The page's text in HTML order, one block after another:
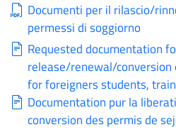
Documenti per il rilascio/
permessi di soggiorno
Requested documentation
release/renewal/
for foreigners students,
Documentation pur la
conversion des permis de